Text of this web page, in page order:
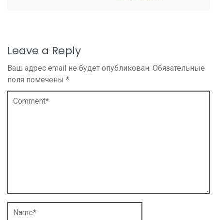
Leave a Reply
Ваш адрес email не будет опубликован. Обязательные
поля помечены *